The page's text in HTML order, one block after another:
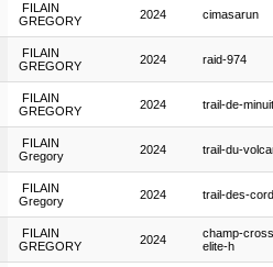
FILAIN
GREGORY
2024 cimasarun
FILAIN
GREGORY
2024 raid-974
FILAIN
GREGORY
2024 trail-de-minuit
FILAIN
Gregory
2024 trail-du-
FILAIN
Gregory
2024 trail-des-
FILAIN
GREGORY
2024
champ-
elite-h